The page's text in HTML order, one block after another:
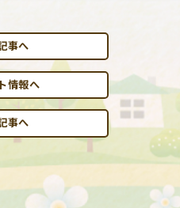
事へ
情報へ
事へ